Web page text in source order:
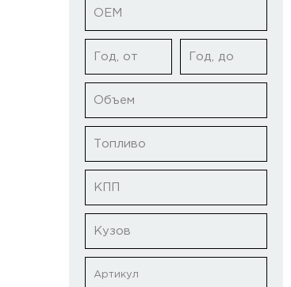
ОЕМ
Год, от Год, до
Объем
Топливо
КПП
Кузов